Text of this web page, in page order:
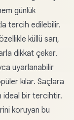
günlük
tercih edilebilir.
küllü sarı,
dikkat çeker.
uyarlanabilir
kılar. Saçlara
ideal bir tercihtir.
koruyan bu